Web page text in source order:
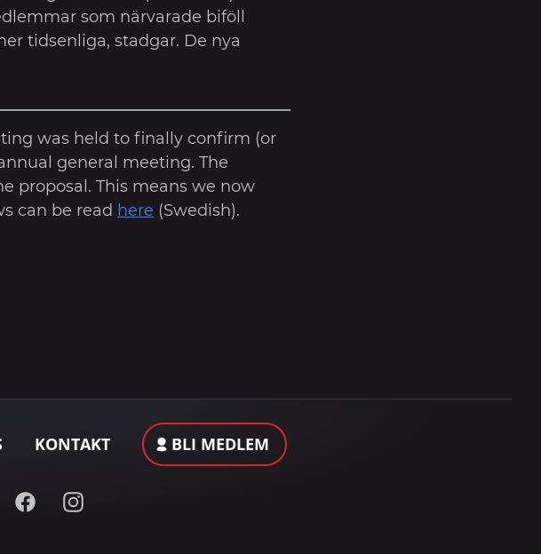
som närvarade biföll
tidsenliga, stadgar. De nya
was held to finally confirm (or
general meeting. The
proposal. This means we now
can be read here (Swedish).
KONTAKT BLI MEDLEM
FacebookInstagram